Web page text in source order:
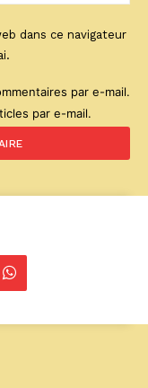
dans ce navigateur
par e-mail.
par e-mail.